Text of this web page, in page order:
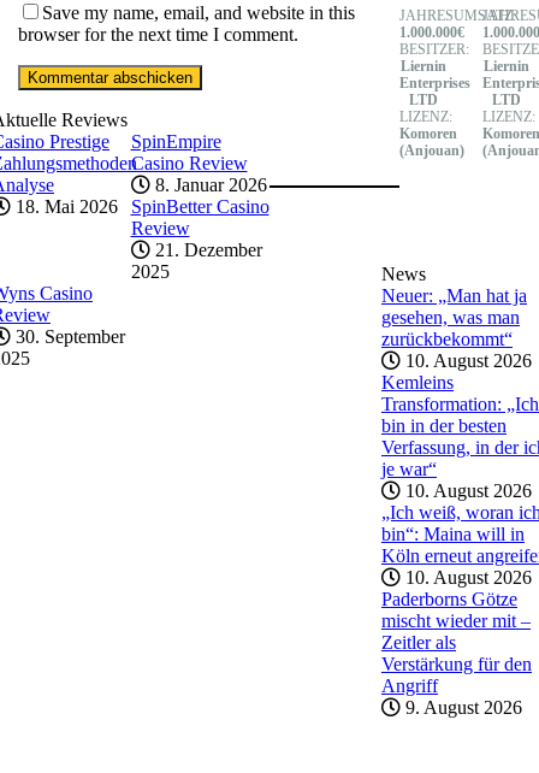
Save my name, email, and website in this
browser for the next time I comment.
JAHRESUMSATZ:
1.000.000€
BESITZER:
Liernin
Enterprises
LTD
LIZENZ:
Komoren
(Anjouan)
Liernin
LTD
LIZENZ:
Komoren
News
Neuer: „Man hat ja
gesehen, was man
zurückbekommt“
10. August 2026
Kemleins
Transformation: „Ich
bin in der besten
Verfassung, in der
je war“
10. August 2026
„Ich weiß, woran
bin“: Maina will in
Köln erneut
10. August 2026
Paderborns Götze
mischt wieder mit –
Zeitler als
Verstärkung für den
Angriff
9. August 2026
Reviews
Prestige
18. Mai 2026
SpinEmpire
Casino Review
8. Januar 2026
SpinBetter Casino
Review
21. Dezember
2025
Casino
30. September